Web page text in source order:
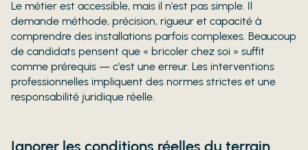
Le métier est accessible, mais il n'est pas simple. Il
demande méthode, précision, rigueur et capacité à
comprendre des installations parfois complexes. Beaucoup
de candidats pensent que « bricoler chez soi » suffit
comme prérequis — c'est une erreur. Les interventions
professionnelles impliquent des normes strictes et une
responsabilité juridique réelle.
Ignorer les conditions réelles du terrain